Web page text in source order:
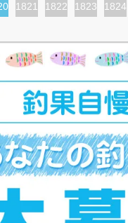
ペ
1821
ペ
1822
ペ
1823
ペ
1824